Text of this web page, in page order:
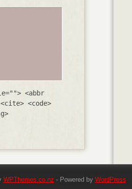
<abbr
<code>
WPThemes.co.nz - Powered by WordPress